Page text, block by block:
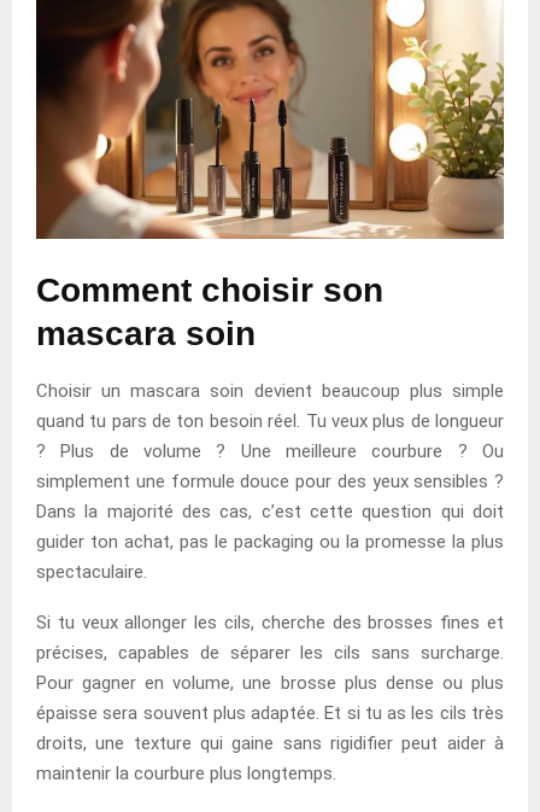
Comment choisir son
mascara soin
Choisir un mascara soin devient beaucoup plus simple
quand tu pars de ton besoin réel. Tu veux plus de longueur
? Plus de volume ? Une meilleure courbure ? Ou
simplement une formule douce pour des yeux sensibles ?
Dans la majorité des cas, c’est cette question qui doit
guider ton achat, pas le packaging ou la promesse la plus
spectaculaire.
Si tu veux allonger les cils, cherche des brosses fines et
précises, capables de séparer les cils sans surcharge.
Pour gagner en volume, une brosse plus dense ou plus
épaisse sera souvent plus adaptée. Et si tu as les cils très
droits, une texture qui gaine sans rigidifier peut aider à
maintenir la courbure plus longtemps.